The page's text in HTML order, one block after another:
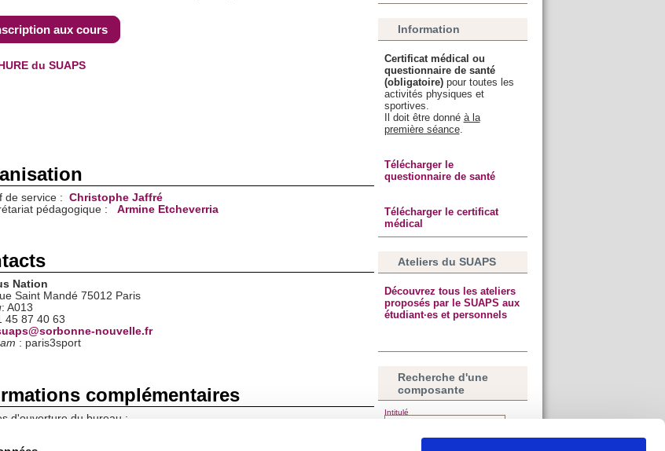
aux cours
du SUAPS
de service : Christophe Jaffré
pédagogique : Armine Etcheverria
Nation
Saint Mandé 75012 Paris
: A013
45 87 40 63
nouvelle.fr
: paris3sport
complémentaires
d'ouverture du bureau :
Information
Certificat médical ou
questionnaire de santé
(obligatoire) pour toutes les
activités physiques et
sportives.
Il doit être donné à la
première séance.
Télécharger le
questionnaire de santé
Télécharger le certificat
médical
Ateliers du SUAPS
Découvrez tous les ateliers
proposés par le SUAPS aux
étudiant·es et personnels
Recherche d'une
composante
Intitulé